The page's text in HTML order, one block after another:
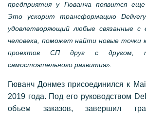
предприятия у Гюванча появится еще
Это ускорит трансформацию
удовлетворяющий любые связанные с
человека, поможет найти новые точки
проектов СП друг с
самостоятельного развития».
Гюванч Донмез присоединился к
2019 года. Под его руководством
объем заказов, завершил